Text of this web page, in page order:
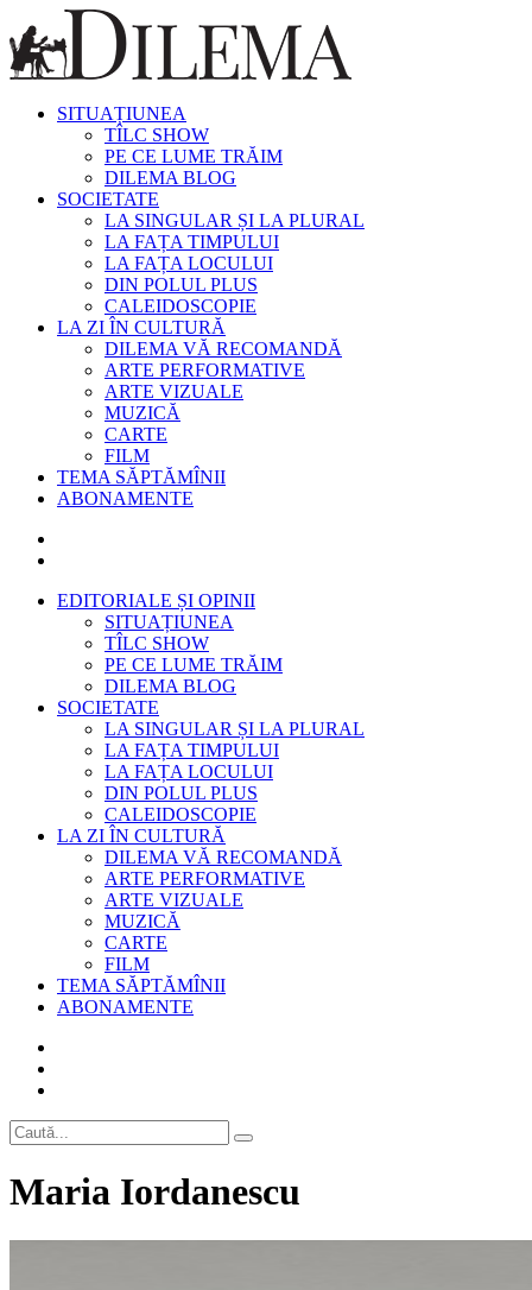
SITUAȚIUNEA
TÎLC SHOW
PE CE LUME TRĂIM
DILEMA BLOG
SOCIETATE
LA SINGULAR ȘI LA PLURAL
LA FAȚA TIMPULUI
LA FAȚA LOCULUI
DIN POLUL PLUS
CALEIDOSCOPIE
LA ZI ÎN CULTURĂ
DILEMA VĂ RECOMANDĂ
ARTE PERFORMATIVE
ARTE VIZUALE
MUZICĂ
CARTE
FILM
TEMA SĂPTĂMÎNII
ABONAMENTE
EDITORIALE ȘI OPINII
SITUAȚIUNEA
TÎLC SHOW
PE CE LUME TRĂIM
DILEMA BLOG
SOCIETATE
LA SINGULAR ȘI LA PLURAL
LA FAȚA TIMPULUI
LA FAȚA LOCULUI
DIN POLUL PLUS
CALEIDOSCOPIE
LA ZI ÎN CULTURĂ
DILEMA VĂ RECOMANDĂ
ARTE PERFORMATIVE
ARTE VIZUALE
MUZICĂ
CARTE
FILM
TEMA SĂPTĂMÎNII
ABONAMENTE
Maria Iordanescu